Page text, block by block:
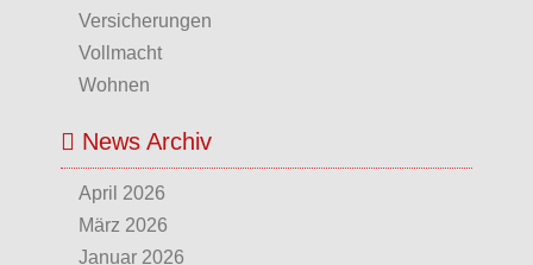
Versicherungen
Vollmacht
Wohnen
News Archiv
April 2026
März 2026
Januar 2026